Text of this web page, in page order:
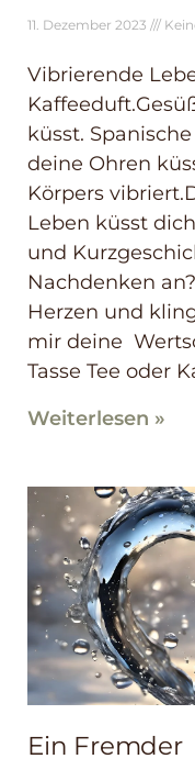
11. Dezember 2023
Vibrierende
küsst.
deine Ohren
Körpers
Leben küsst
und
Nachdenken
Herzen und
mir deine
Tasse Tee oder
Weiterlesen »
Ein Fremder